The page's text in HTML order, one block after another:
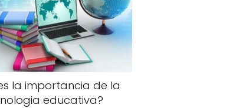
la importancia de la
educativa?